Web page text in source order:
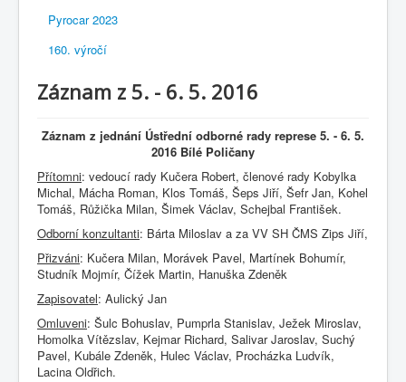
Pyrocar 2023
160. výročí
Záznam z 5. - 6. 5. 2016
Záznam z jednání Ústřední odborné rady represe 5. - 6. 5.
2016 Bílé Poličany
Přítomni: vedoucí rady Kučera Robert, členové rady Kobylka
Michal, Mácha Roman, Klos Tomáš, Šeps Jiří, Šefr Jan, Kohel
Tomáš, Růžička Milan, Šimek Václav, Schejbal František.
Odborní konzultanti: Bárta Miloslav a za VV SH ČMS Zips Jiří,
Přizváni: Kučera Milan, Morávek Pavel, Martínek Bohumír,
Studník Mojmír, Čížek Martin, Hanuška Zdeněk
Zapisovatel: Aulický Jan
Omluveni: Šulc Bohuslav, Pumprla Stanislav, Ježek Miroslav,
Homolka Vítězslav, Kejmar Richard, Salivar Jaroslav, Suchý
Pavel, Kubále Zdeněk, Hulec Václav, Procházka Ludvík,
Lacina Oldřich.